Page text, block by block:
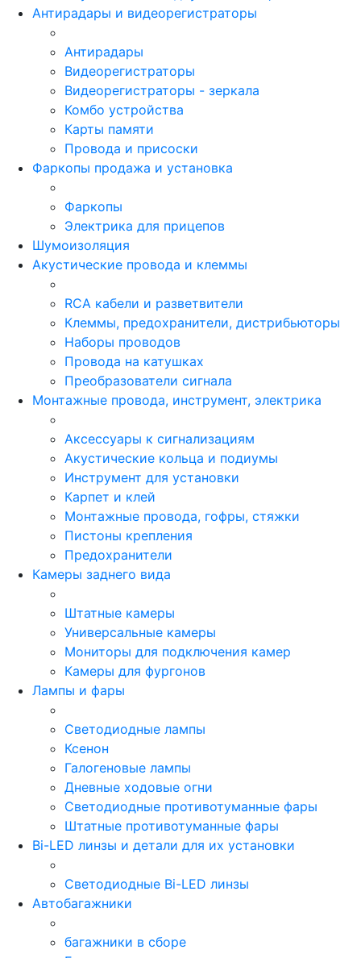
Антирадары и видеорегистраторы
Антирадары
Видеорегистраторы
Видеорегистраторы - зеркала
Комбо устройства
Карты памяти
Провода и присоски
Фаркопы продажа и установка
Фаркопы
Электрика для прицепов
Шумоизоляция
Акустические провода и клеммы
RCA кабели и разветвители
Клеммы, предохранители, дистрибьюторы
Наборы проводов
Провода на катушках
Преобразователи сигнала
Монтажные провода, инструмент, электрика
Аксессуары к сигнализациям
Акустические кольца и подиумы
Инструмент для установки
Карпет и клей
Монтажные провода, гофры, стяжки
Пистоны крепления
Предохранители
Камеры заднего вида
Штатные камеры
Универсальные камеры
Мониторы для подключения камер
Камеры для фургонов
Лампы и фары
Светодиодные лампы
Ксенон
Галогеновые лампы
Дневные ходовые огни
Светодиодные противотуманные фары
Штатные противотуманные фары
Bi-LED линзы и детали для их установки
Светодиодные Bi-LED линзы
Автобагажники
багажники в сборе